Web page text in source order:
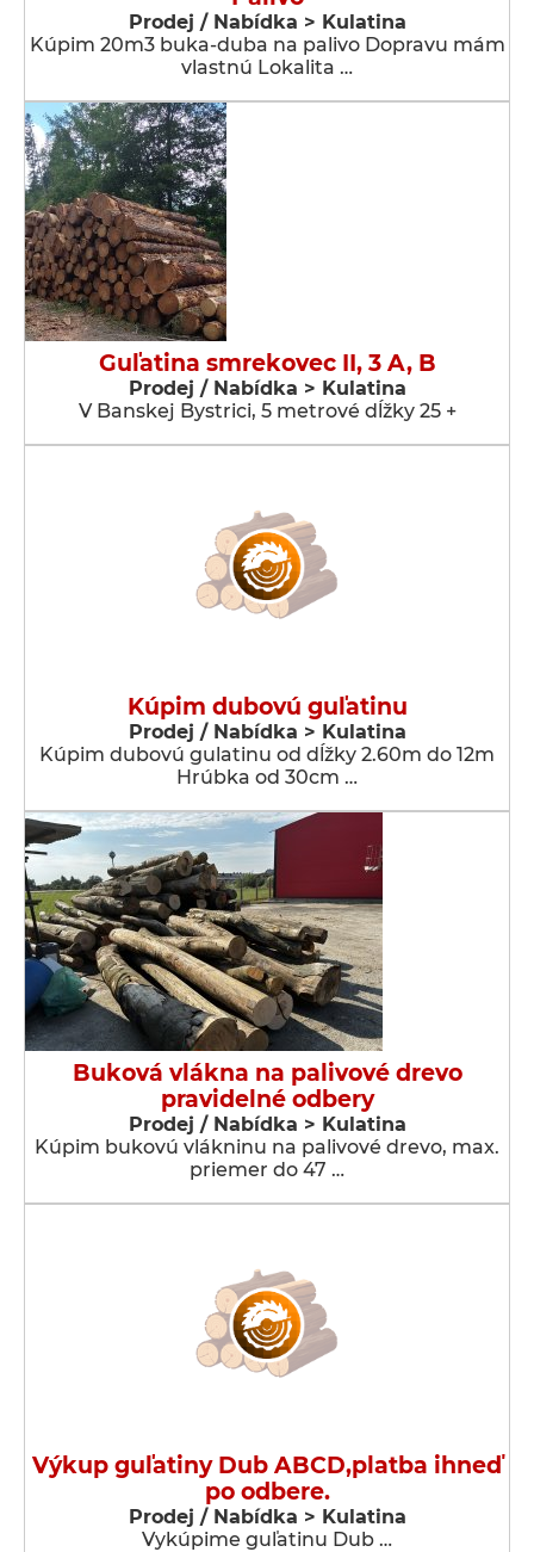
Prodej / Nabídka > Kulatina
Kúpim 20m3 buka-duba na palivo Dopravu mám
vlastnú Lokalita …
Guľatina smrekovec II, 3 A, B
Prodej / Nabídka > Kulatina
V Banskej Bystrici, 5 metrové dĺžky 25 +
Kúpim dubovú guľatinu
Prodej / Nabídka > Kulatina
Kúpim dubovú gulatinu od dĺžky 2.60m do 12m
Hrúbka od 30cm …
Buková vlákna na palivové drevo
pravidelné odbery
Prodej / Nabídka > Kulatina
Kúpim bukovú vlákninu na palivové drevo, max.
priemer do 47 …
Výkup guľatiny Dub ABCD,platba ihneď
po odbere.
Prodej / Nabídka > Kulatina
Vykúpime guľatinu Dub …